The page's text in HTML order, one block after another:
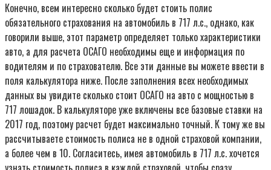
Конечно, всем интересно сколько будет стоить полис
обязательного страхования на автомобиль в 717 л.с., однако, как
говорили выше, этот параметр определяет только характеристики
авто, а для расчета ОСАГО необходимы еще и информация по
водителям и по страхователю. Все эти данные вы можете ввести в
поля калькулятора ниже. После заполнения всех необходимых
данных вы увидите сколько стоит ОСАГО на авто с мощностью в
717 лошадок. В калькуляторе уже включены все базовые ставки на
2017 год, поэтому расчет будет максимально точный. К тому же вы
рассчитываете стоимость полиса не в одной страховой компании,
а более чем в 10. Согласитесь, имея автомобиль в 717 л.с. хочется